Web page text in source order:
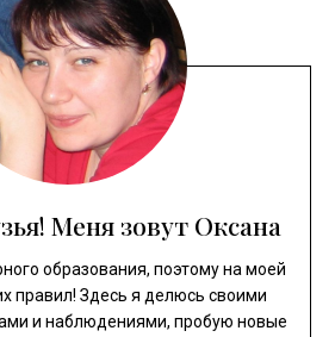
Меня зовут Оксана
образования, поэтому на моей
правил! Здесь я делюсь своими
и наблюдениями, пробую новые